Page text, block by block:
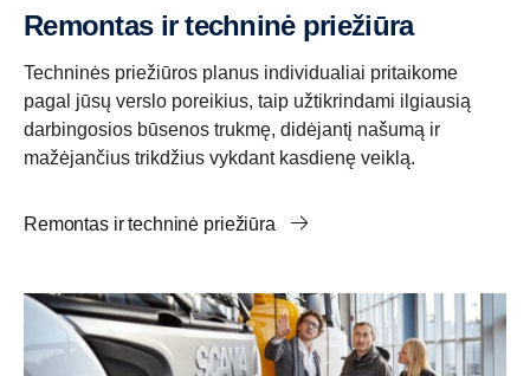
Remontas ir techninė priežiūra
Techninės priežiūros planus individualiai pritaikome
pagal jūsų verslo poreikius, taip užtikrindami ilgiausią
darbingosios būsenos trukmę, didėjantį našumą ir
mažėjančius trikdžius vykdant kasdienę veiklą.
Remontas ir techninė priežiūra